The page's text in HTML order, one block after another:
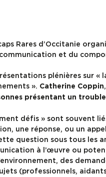
Rares d’Occitanie
et du
plénières sur
». Catherine Coppin
présentant un
défis » sont souvent
une réponse, ou un
question sous tous les
à l’œuvre ou
des
(professionnels,